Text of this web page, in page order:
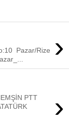
›
Pazar/Rize
›
PTT